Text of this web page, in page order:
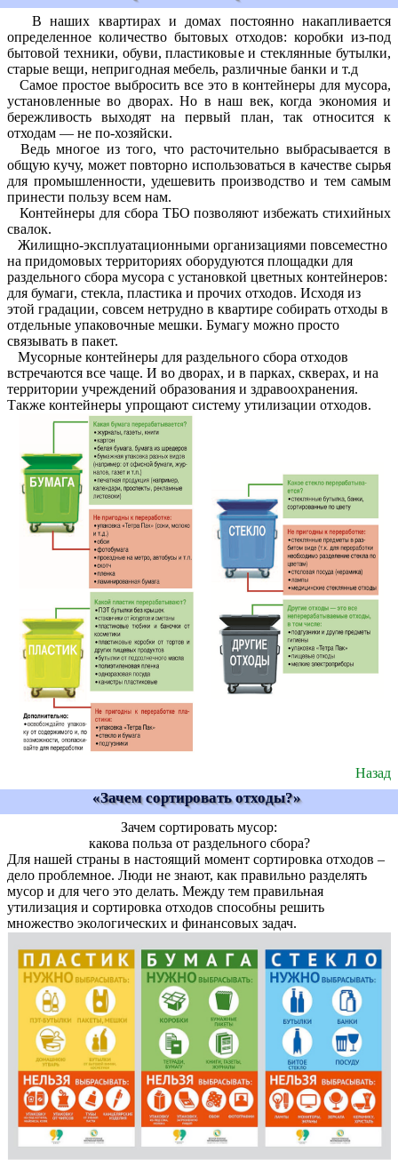
В наших квартирах и домах постоянно накапливается
определенное количество бытовых отходов: коробки из-под
бытовой техники, обуви, пластиковые и стеклянные бутылки,
старые вещи, непригодная мебель, различные банки и т.д
Самое простое выбросить все это в контейнеры для мусора,
установленные во дворах. Но в наш век, когда экономия и
бережливость выходят на первый план, так относится к
отходам — не по-хозяйски.
Ведь многое из того, что расточительно выбрасывается в
общую кучу, может повторно использоваться в качестве сырья
для промышленности, удешевить производство и тем самым
принести пользу всем нам.
Контейнеры для сбора ТБО позволяют избежать стихийных
свалок.
Жилищно-эксплуатационными организациями повсеместно
на придомовых территориях оборудуются площадки для
раздельного сбора мусора с установкой цветных контейнеров:
для бумаги, стекла, пластика и прочих отходов. Исходя из
этой градации, совсем нетрудно в квартире собирать отходы в
отдельные упаковочные мешки. Бумагу можно просто
связывать в пакет.
Мусорные контейнеры для раздельного сбора отходов
встречаются все чаще. И во дворах, и в парках, скверах, и на
территории учреждений образования и здравоохранения.
Также контейнеры упрощают систему утилизации отходов.
Назад
«Зачем сортировать отходы?»
Зачем сортировать мусор:
какова польза от раздельного сбора?
Для нашей страны в настоящий момент сортировка отходов –
дело проблемное. Люди не знают, как правильно разделять
мусор и для чего это делать. Между тем правильная
утилизация и сортировка отходов способны решить
множество экологических и финансовых задач.